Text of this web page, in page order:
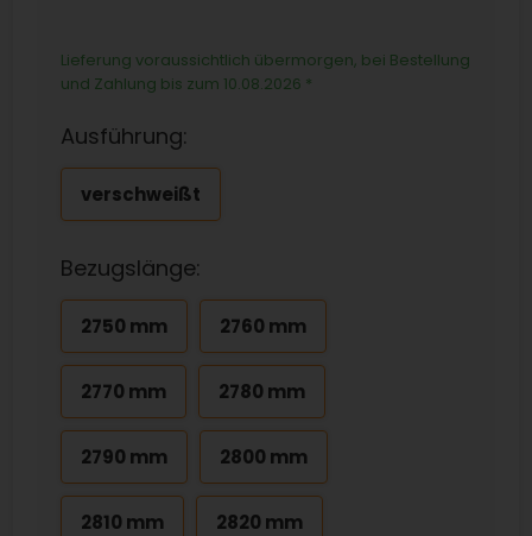
Lieferung voraussichtlich übermorgen, bei Bestellung
und Zahlung bis zum 10.08.2026 *
Ausführung:
verschweißt
Bezugslänge:
2750 mm 2760 mm
2770 mm 2780 mm
2790 mm 2800 mm
2810 mm 2820 mm